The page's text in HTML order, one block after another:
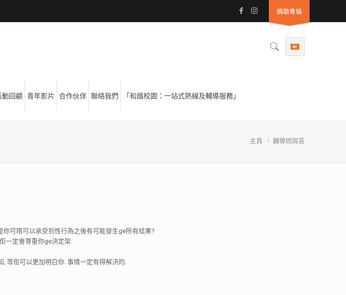
動回顧 青年影片 合作伙伴 聯絡我們 「和諧校園：一站式熱線及輔導服務」
主頁 輔導問與答
可唔可以承受到性行為之後有可能發生ge所有結果?
一定會尊重你ge決定架.
等佢可以更加明白你. 事情一定有得解決的.